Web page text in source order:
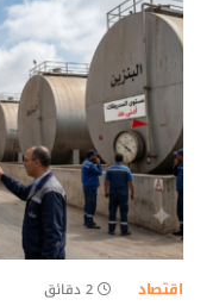
اقتصاد 2 دقائق